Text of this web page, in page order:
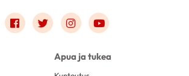
Link to facebook
Link to twitter
Link to instagram
Link to youtube
Apua ja tukea